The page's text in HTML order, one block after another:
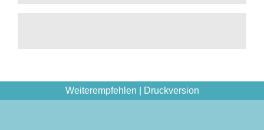
Weiterempfehlen Druckversion